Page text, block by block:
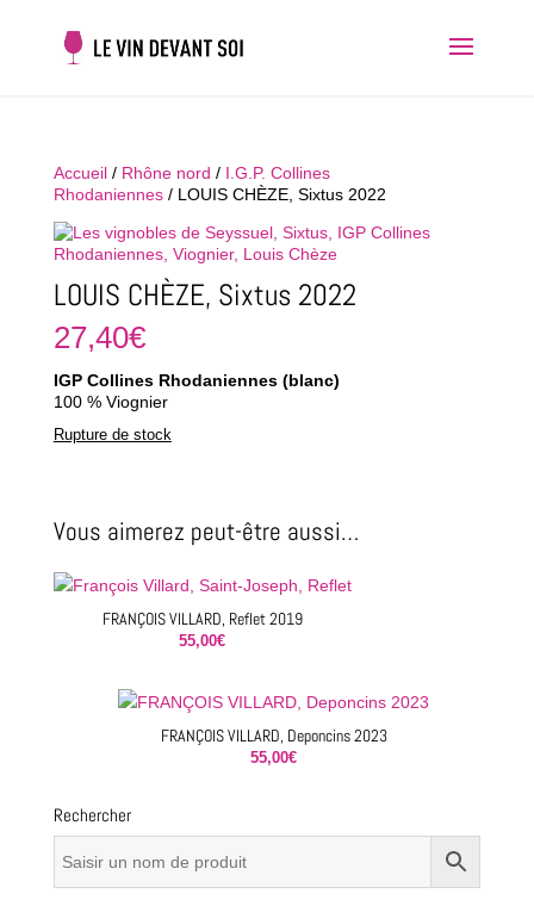
Accueil/ Rhône nord / I.G.P. Collines
Rhodaniennes/ LOUIS CHÈZE, Sixtus 2022
LOUIS CHÈZE, Sixtus 2022
27,40€
IGP Collines Rhodaniennes (blanc)
100 % Viognier
Rupture de stock
Vous aimerez peut-être aussi…
FRANÇOIS VILLARD, Reflet 2019
55,00€
FRANÇOIS VILLARD, Deponcins 2023
55,00€
Rechercher